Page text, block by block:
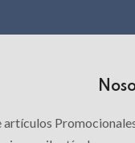
artículos